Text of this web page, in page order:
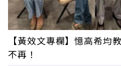
【黃效文專欄】憶高希均
不再！